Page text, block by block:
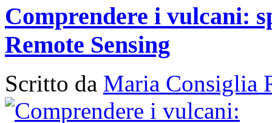
Comprendere i vulcani:
Remote Sensing
Scritto da Maria Consiglia